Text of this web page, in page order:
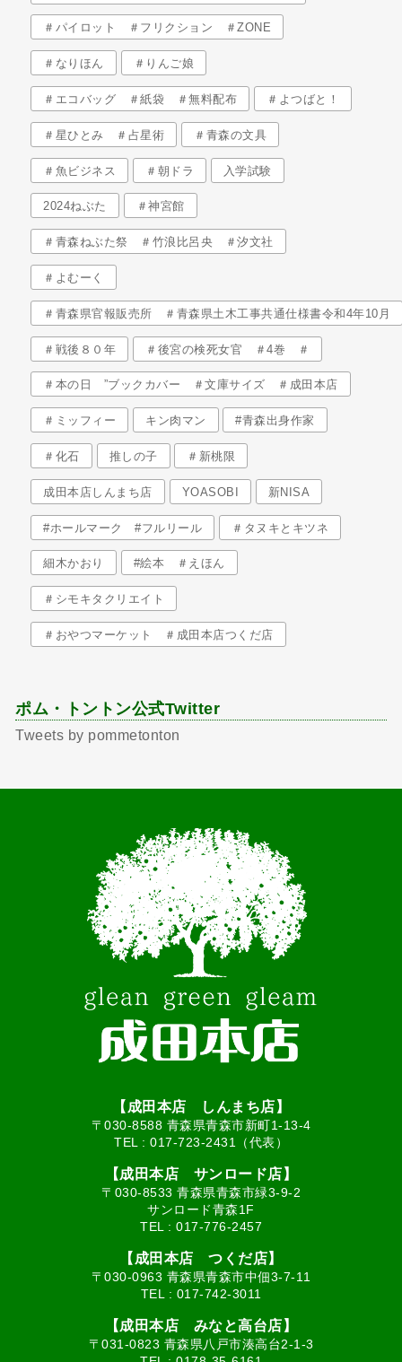
＃パイロット ＃フリクション ＃ZONE
＃なりほん ＃りんご娘
＃エコバッグ ＃紙袋 ＃無料配布 ＃よつばと！
＃星ひとみ ＃占星術 ＃青森の文具
＃魚ビジネス ＃朝ドラ 入学試験
2024ねぶた ＃神宮館
＃青森ねぶた祭 ＃竹浪比呂央 ＃汐文社
＃よむーく
＃青森県官報販売所 ＃青森県土木工事共通仕様書令和4年10月
＃戦後８０年 ＃後宮の検死女官 ＃4巻 ＃
＃本の日 ”ブックカバー ＃文庫サイズ ＃成田本店
＃ミッフィー キン肉マン #青森出身作家
＃化石 推しの子 ＃新桃限
成田本店しんまち店 YOASOBI 新NISA
#ホールマーク #フルリール ＃タヌキとキツネ
細木かおり #絵本 ＃えほん
＃シモキタクリエイト
＃おやつマーケット ＃成田本店つくだ店
ポム・トントン公式Twitter
Tweets by pommetonton
【成田本店 しんまち店】
〒030-8588 青森県青森市新町1-13-4
TEL : 017-723-2431（代表）
【成田本店 サンロード店】
〒030-8533 青森県青森市緑3-9-2
サンロード青森1F
TEL : 017-776-2457
【成田本店 つくだ店】
〒030-0963 青森県青森市中佃3-7-11
TEL : 017-742-3011
【成田本店 みなと高台店】
〒031-0823 青森県八戸市湊高台2-1-3